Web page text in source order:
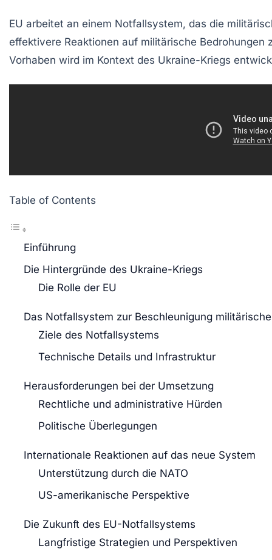
EU arbeitet an einem Notfallsystem, das die
effektivere Reaktionen auf militärische Bedrohungen
Vorhaben wird im Kontext des Ukraine-Kriegs
Table of Contents
Einführung
Die Hintergründe des Ukraine-Kriegs
Die Rolle der EU
Das Notfallsystem zur Beschleunigung
Ziele des Notfallsystems
Technische Details und Infrastruktur
Herausforderungen bei der Umsetzung
Rechtliche und administrative Hürden
Politische Überlegungen
Internationale Reaktionen auf das neue System
Unterstützung durch die NATO
US-amerikanische Perspektive
Die Zukunft des EU-Notfallsystems
Langfristige Strategien und Perspektiven